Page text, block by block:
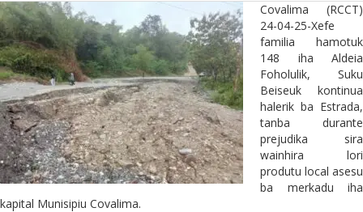
Covalima (RCCT)
24-04-25-Xefe
familia hamotuk
148 iha Aldeia
Foholulik, Suku
Beiseuk kontinua
halerik ba Estrada,
tanba durante
prejudika sira
wainhira lori
produtu local asesu
ba merkadu iha
kapital Munisipiu Covalima.